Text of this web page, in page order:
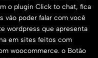
o plugin Click to chat, fica
vão poder falar com você
wordpress que apresenta
em sites feitos com
woocommerce. o Botão